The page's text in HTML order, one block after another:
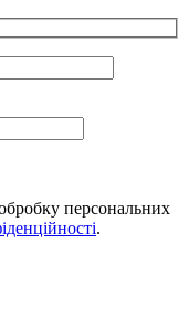
персональних
.